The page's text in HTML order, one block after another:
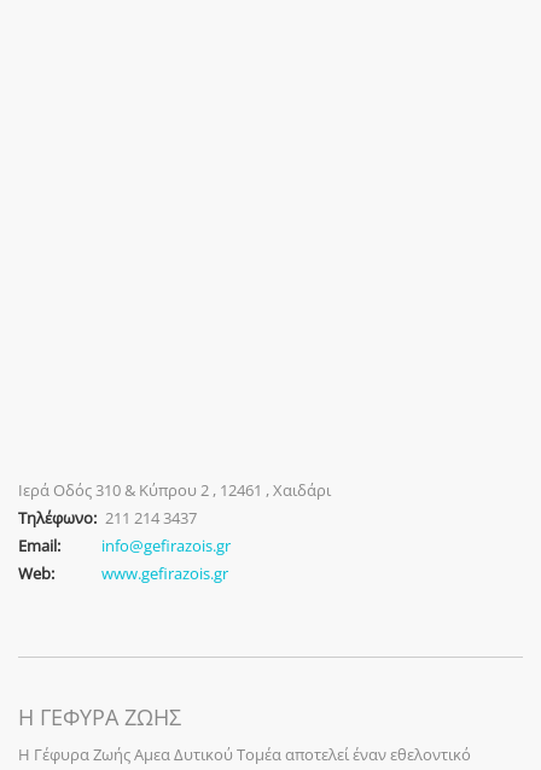
Ιερά Οδός 310 & Κύπρου 2 , 12461 , Χαιδάρι
Τηλέφωνο:211 214 3437
Email:
info@gefirazois.gr
Web:
www.gefirazois.gr
Η ΓΕΦΥΡΑ ΖΩΗΣ
Η Γέφυρα Ζωής Αμεα Δυτικού Τομέα αποτελεί έναν εθελοντικό